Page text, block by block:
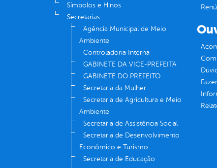
Símbolos e Hinos
Secretarias
Agência Municipal de Meio
Ambiente
Controladoria Interna
GABINETE DA VICE-PREFEITA
GABINETE DO PREFEITO
Secretaria da Mulher
Secretaria de Agricultura e Meio
Ambiente
Secretaria de Assistência Social
Secretaria de Desenvolvimento
Econômico e Turismo
Secretaria de Educação